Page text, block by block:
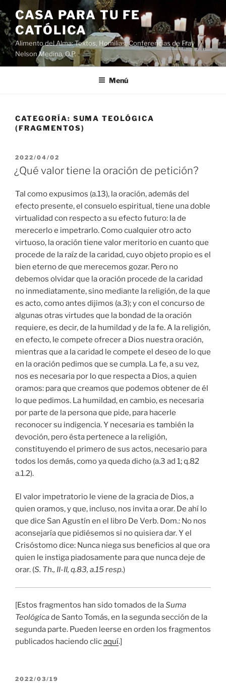
Saltar
al
contenido
CASA PARA TU FE
CATÓLICA
Alimento del Alma: Textos, Homilias, Conferencias de Fray
Nelson Medina, O.P.
Menú
CATEGORÍA: SUMA TEOLÓGICA
(FRAGMENTOS)
PUBLICADO
EL
2022/04/02
¿Qué valor tiene la oración de petición?
Tal como expusimos (a.13), la oración, además del
efecto presente, el consuelo espiritual, tiene una doble
virtualidad con respecto a su efecto futuro: la de
merecerlo e impetrarlo. Como cualquier otro acto
virtuoso, la oración tiene valor meritorio en cuanto que
procede de la raíz de la caridad, cuyo objeto propio es el
bien eterno de que merecemos gozar. Pero no
debemos olvidar que la oración procede de la caridad
no inmediatamente, sino mediante la religión, de la que
es acto, como antes dijimos (a.3); y con el concurso de
algunas otras virtudes que la bondad de la oración
requiere, es decir, de la humildad y de la fe. A la religión,
en efecto, le compete ofrecer a Dios nuestra oración,
mientras que a la caridad le compete el deseo de lo que
en la oración pedimos que se cumpla. La fe, a su vez,
nos es necesaria por lo que respecta a Dios, a quien
oramos: para que creamos que podemos obtener de él
lo que pedimos. La humildad, en cambio, es necesaria
por parte de la persona que pide, para hacerle
reconocer su indigencia. Y necesaria es también la
devoción, pero ésta pertenece a la religión,
constituyendo el primero de sus actos, necesario para
todos los demás, como ya queda dicho (a.3 ad 1; q.82
a.1.2).
El valor impetratorio le viene de la gracia de Dios, a
quien oramos, y que, incluso, nos invita a orar. De ahí lo
que dice San Agustín en el libro De Verb. Dom.: No nos
aconsejaría que pidiésemos si no quisiera dar. Y el
Crisóstomo dice: Nunca niega sus beneficios al que ora
quien le instiga piadosamente para que nunca deje de
orar. (S. Th., II-II, q.83, a.15 resp.)
[Estos fragmentos han sido tomados de laSuma
Teológicade Santo Tomás, en la segunda sección de la
segunda parte. Pueden leerse en orden los fragmentos
publicados haciendo clicaquí.]
PUBLICADO
2022/03/19